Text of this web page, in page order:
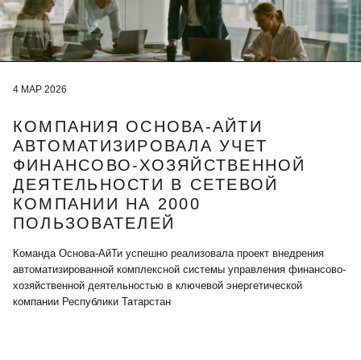
4 МАР 2026
КОМПАНИЯ ОСНОВА-АЙТИ
АВТОМАТИЗИРОВАЛА УЧЕТ
ФИНАНСОВО-ХОЗЯЙСТВЕННОЙ
ДЕЯТЕЛЬНОСТИ В СЕТЕВОЙ
КОМПАНИИ НА 2000
ПОЛЬЗОВАТЕЛЕЙ
Команда Основа-АйТи успешно реализовала проект внедрения
автоматизированной комплексной системы управления финансово-
хозяйственной деятельностью в ключевой энергетической
компании Республики Татарстан